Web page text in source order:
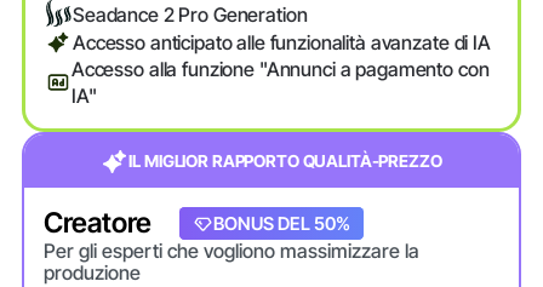
Seadance 2 Pro Generation
Accesso anticipato alle funzionalità avanzate di IA
Accesso alla funzione "Annunci a pagamento con
IA"
IL MIGLIOR RAPPORTO QUALITÀ-PREZZO
Creatore
Per gli esperti che vogliono massimizzare la
produzione
BONUS DEL 20%
BONUS DEL 50%